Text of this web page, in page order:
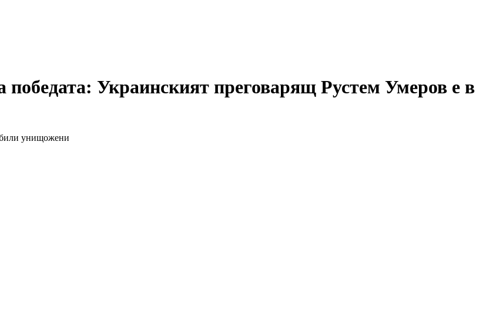
Украинският преговарящ Рустем Умеров е в
били унищожени